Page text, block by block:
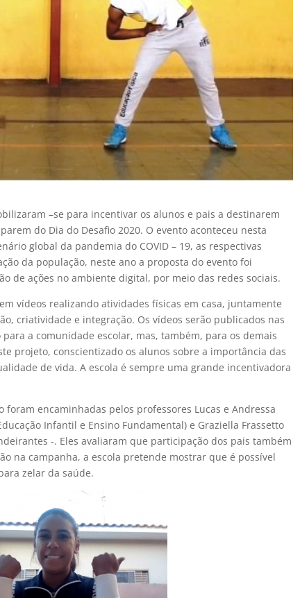
–se para incentivar os alunos e pais a destinarem
do Dia do Desafio 2020. O evento aconteceu nesta
global da pandemia do COVID – 19, as respectivas
da população, neste ano a proposta do evento foi
de ações no ambiente digital, por meio das redes sociais.
vídeos realizando atividades físicas em casa, juntamente
criatividade e integração. Os vídeos serão publicados nas
a comunidade escolar, mas, também, para os demais
projeto, conscientizado os alunos sobre a importância das
de vida. A escola é sempre uma grande incentivadora
encaminhadas pelos professores Lucas e Andressa
Infantil e Ensino Fundamental) e Graziella Frassetto
-. Eles avaliaram que participação dos pais também
na campanha, a escola pretende mostrar que é possível
zelar da saúde.